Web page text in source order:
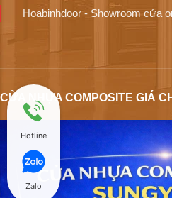
Hoabinhdoor - Showroom cửa
CỬA NHỰA COMPOSITE GIÁ
Hotline
Zalo